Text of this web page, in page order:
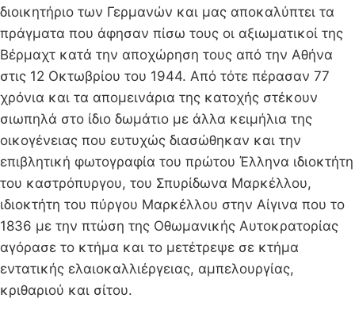
διοικητήριο των Γερμανών και μας αποκαλύπτει τα
πράγματα που άφησαν πίσω τους οι αξιωματικοί της
Βέρμαχτ κατά την αποχώρηση τους από την Αθήνα
στις 12 Οκτωβρίου του 1944. Από τότε πέρασαν 77
χρόνια και τα απομεινάρια της κατοχής στέκουν
σιωπηλά στο ίδιο δωμάτιο με άλλα κειμήλια της
οικογένειας που ευτυχώς διασώθηκαν και την
επιβλητική φωτογραφία του πρώτου Έλληνα ιδιοκτήτη
του καστρόπυργου, του Σπυρίδωνα Μαρκέλλου,
ιδιοκτήτη του πύργου Μαρκέλλου στην Αίγινα που το
1836 με την πτώση της Οθωμανικής Αυτοκρατορίας
αγόρασε το κτήμα και το μετέτρεψε σε κτήμα
εντατικής ελαιοκαλλιέργειας, αμπελουργίας,
κριθαριού και σίτου.